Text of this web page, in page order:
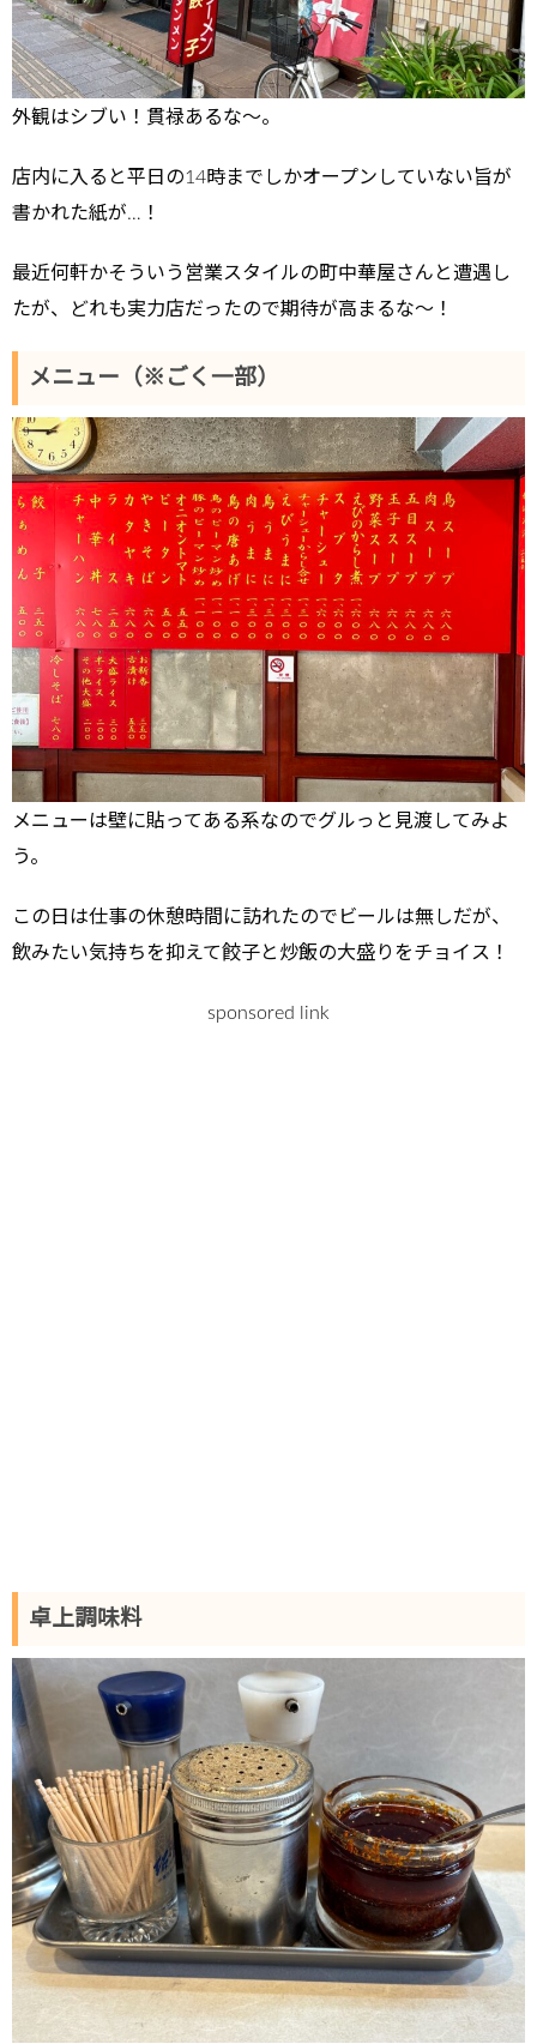
外観はシブい！貫禄あるな～。
店内に入ると平日の14時までしかオープンしていない旨が
書かれた紙が…！
最近何軒かそういう営業スタイルの町中華屋さんと遭遇し
たが、どれも実力店だったので期待が高まるな～！
メニュー（※ごく一部）
メニューは壁に貼ってある系なのでグルっと見渡してみよ
う。
この日は仕事の休憩時間に訪れたのでビールは無しだが、
飲みたい気持ちを抑えて餃子と炒飯の大盛りをチョイス！
sponsored link
卓上調味料